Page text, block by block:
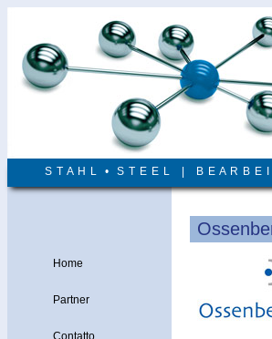
S T A H L • S T E E L | B E A R B E
Home
Partner
Contatto